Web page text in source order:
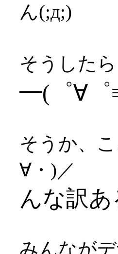
ん(;д;)
そうしたら
━(゜∀゜
そうか、
∀・)／
んな訳
みんなが